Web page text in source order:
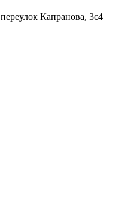
переулок Капранова, 3с4